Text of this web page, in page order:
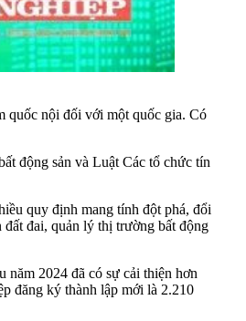
quốc nội đối với một quốc gia. Có
động sản và Luật Các tổ chức tín
quy định mang tính đột phá, đổi
đai, quản lý thị trường bất động
năm 2024 đã có sự cải thiện hơn
đăng ký thành lập mới là 2.210